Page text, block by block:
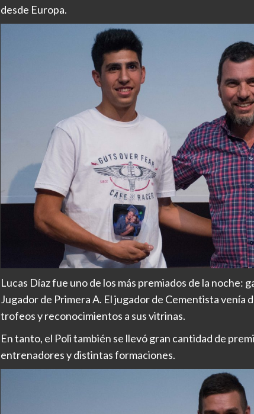
desde Europa.
Lucas Díaz fue uno de los más premiados de la noche:
Jugador de Primera A. El jugador de Cementista venía
trofeos y reconocimientos a sus vitrinas.
En tanto, el Poli también se llevó gran cantidad de
entrenadores y distintas formaciones.